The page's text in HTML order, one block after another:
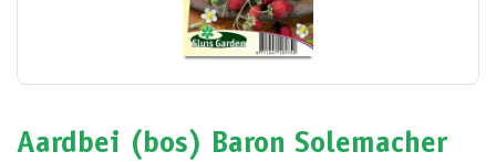
Aardbei (bos) Baron Solemacher